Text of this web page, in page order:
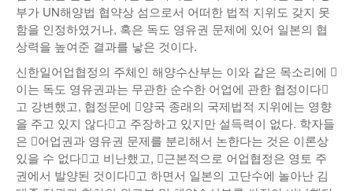
부가 UN해양법 협약상 섬으로서 어떠한 법적 지위도 갖지 못
함을 인정하였거나, 혹은 독도 영유권 문제에 있어 일본의 협
상력을 높여준 결과를 낳은 것이다.
신한일어업협정의 주체인 해양수산부는 이와 같은 목소리에 󰡒
이는 독도 영유권과는 무관한 순수한 어업에 관한 협정이다󰡓
고 강변했고, 협정문에 󰡒양국 종래의 국제법적 지위에는 영향
을 주고 있지 않다󰡓고 주장하고 있지만 설득력이 없다. 학자들
은 󰡒어업권과 영유권 문제를 분리해서 논한다는 것은 이론상
있을 수 없다󰡓고 비난했고, 󰡒근본적으로 어업협정은 영토 주
권에서 발양된 것이다󰡓고 하면서 일본의 고단수에 놀아난 김